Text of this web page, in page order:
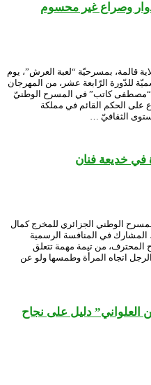
وصراع غير محسوم
قالمة، بمسرحيّة “لعبة العرش”، يوم
الرّسميّة للدّورة الرّابعة عشر، من المهرجان
“مصطفى كاتب” في المسرح الوطنيّ
على الحكم القائم في مملكة
الثقافيّ …
خديعة فنان
الوطني الجزائري للمخرج كمال
المشارك في المنافسة الرسمية
المحترف، من تيمة مهمة تتعلق
الرجل اتجاه المرأة وطمسها ولو عن
العلواني” دليل على نجاح